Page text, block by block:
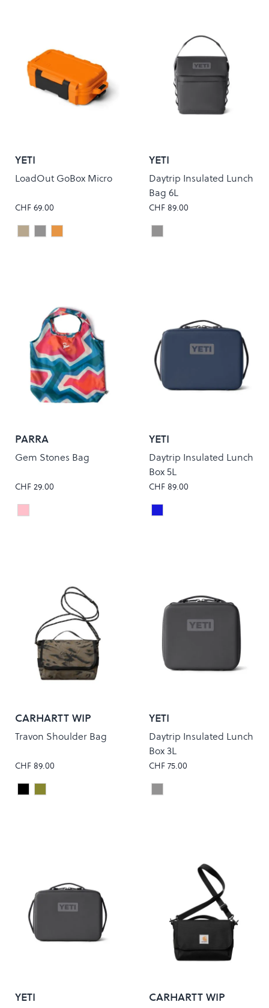
YETI
LoadOut GoBox Micro
CHF 69.00
Colour
TanCharcoalKING CRAB
YETI
Daytrip Insulated Lunch
Bag 6L
CHF 89.00
Colour
Charcoal
PARRA
Gem Stones Bag
CHF 29.00
Colour
Pink
YETI
Daytrip Insulated Lunch
Box 5L
CHF 89.00
Colour
Classic Navy
CARHARTT WIP
Travon Shoulder Bag
CHF 89.00
Colour
Black/Wax
DUCK FEATHER PRINT/CYPRESS/BLACK
YETI
Daytrip Insulated Lunch
Box 3L
CHF 75.00
Colour
Charcoal
YETI CARHARTT WIP